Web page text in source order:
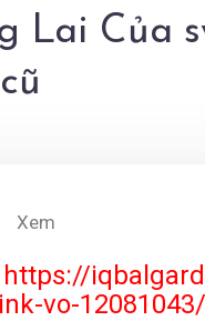
Lai Của
Xem
https://
vo-12081043/